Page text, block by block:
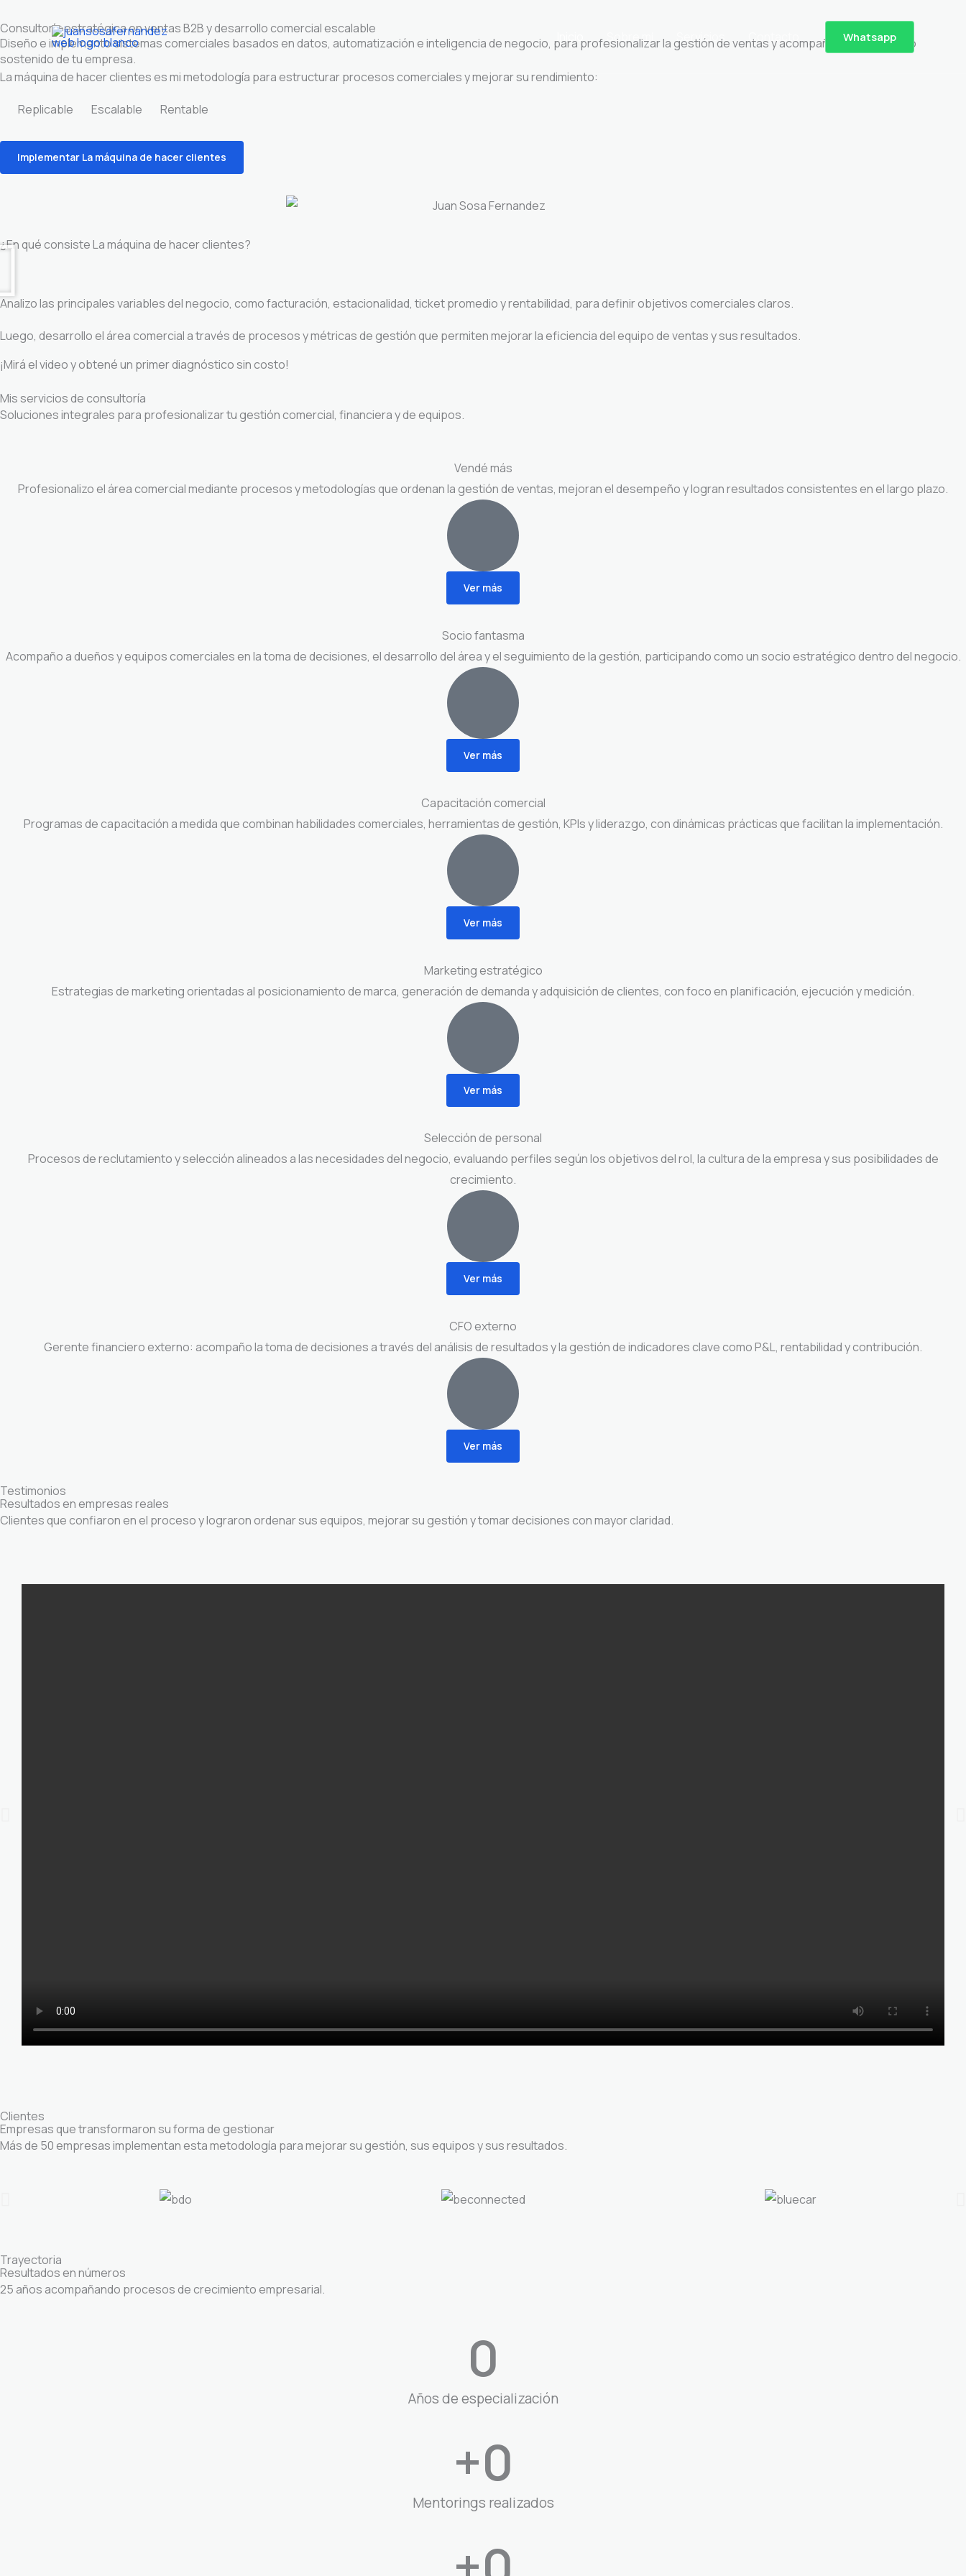
al
contenido
Sobre mí Servicios Contacto Whatsapp
Consultoría estratégica en ventas B2B y desarrollo comercial escalable
Diseño e implemento sistemas comerciales basados en datos, automatización e inteligencia de negocio, para profesionalizar la gestión de ventas y acompañar el crecimiento
sostenido de tu empresa.
La máquina de hacer clientes es mi metodología para estructurar procesos comerciales y mejorar su rendimiento:
Replicable Escalable Rentable
Implementar La máquina de hacer clientes
¿En qué consiste La máquina de hacer clientes?​
Analizo las principales variables del negocio, como facturación, estacionalidad, ticket promedio y rentabilidad, para definir objetivos comerciales claros.
Luego, desarrollo el área comercial a través de procesos y métricas de gestión que permiten mejorar la eficiencia del equipo de ventas y sus resultados.
¡Mirá el video y obtené un primer diagnóstico sin costo!
Mis servicios de consultoría
Soluciones integrales para profesionalizar tu gestión comercial, financiera y de equipos.
Vendé más
Profesionalizo el área comercial mediante procesos y metodologías que ordenan la gestión de ventas, mejoran el desempeño y logran resultados consistentes en el largo plazo.
Ver más
Socio fantasma
Acompaño a dueños y equipos comerciales en la toma de decisiones, el desarrollo del área y el seguimiento de la gestión, participando como un socio estratégico dentro del negocio.
Ver más
Capacitación comercial
Programas de capacitación a medida que combinan habilidades comerciales, herramientas de gestión, KPIs y liderazgo, con dinámicas prácticas que facilitan la implementación.
Ver más
Marketing estratégico
Estrategias de marketing orientadas al posicionamiento de marca, generación de demanda y adquisición de clientes, con foco en planificación, ejecución y medición.
Ver más
Selección de personal
Procesos de reclutamiento y selección alineados a las necesidades del negocio, evaluando perfiles según los objetivos del rol, la cultura de la empresa y sus posibilidades de
crecimiento.
Ver más
CFO externo
Gerente financiero externo: acompaño la toma de decisiones a través del análisis de resultados y la gestión de indicadores clave como P&L, rentabilidad y contribución.
Ver más
Testimonios
Resultados en empresas reales
Clientes que confiaron en el proceso y lograron ordenar sus equipos, mejorar su gestión y tomar decisiones con mayor claridad.
Clientes
Empresas que transformaron su forma de gestionar
Más de 50 empresas implementan esta metodología para mejorar su gestión, sus equipos y sus resultados.
Trayectoria
Resultados en números
25 años acompañando procesos de crecimiento empresarial.
Años de especialización
0
Mentorings realizados
+0